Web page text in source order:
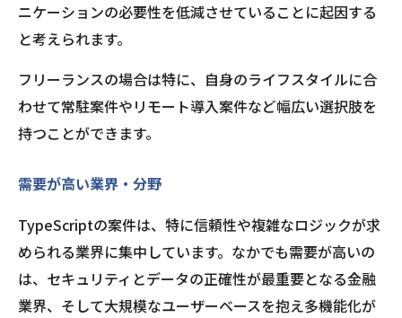
ニケーションの必要性を低減させていることに起因する
と考えられます。
フリーランスの場合は特に、自身のライフスタイルに合
わせて常駐案件やリモート導入案件など幅広い選択肢を
持つことができます。
需要が高い業界・分野
TypeScriptの案件は、特に信頼性や複雑なロジックが求
められる業界に集中しています。なかでも需要が高いの
は、セキュリティとデータの正確性が最重要となる金融
業界、そして大規模なユーザーベースを抱え多機能化が